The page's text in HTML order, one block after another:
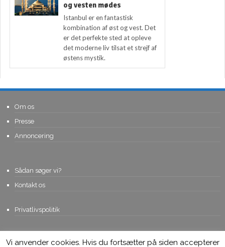
og vesten mødes
Istanbul er en fantastisk
kombination af øst og vest. Det
er det perfekte sted at opleve
det moderne liv tilsat et strejf af
østens mystik.
Om os
Presse
Annoncering
Sådan søger vi?
Kontakt os
Privatlivspolitik
© Copyright 2015, Viviro.com ApS- Alle rettigheder forbeholdes. Vi
Vi anvender cookies. Hvis du fortsætter på siden accepterer